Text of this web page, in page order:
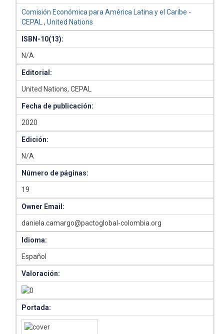
Comisión Económica para América Latina y el Caribe -
CEPAL ,United Nations
ISBN-10(13):
N/A
Editorial:
United Nations, CEPAL
Fecha de publicación:
2020
Edición:
N/A
Número de páginas:
19
Owner Email:
daniela.camargo@pactoglobal-colombia.org
Idioma:
Español
Valoración:
Portada: